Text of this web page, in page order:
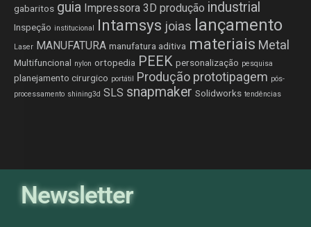
gabaritos guia Impressora 3D produção industrial
Inspeção institucional Intamsys joias lançamento
Laser MANUFATURA manufatura aditiva materiais Metal
Multifuncional nylon ortopedia PEEK personalização pesquisa
planejamento cirurgico portátil Produção prototipagem pós-
processamento shining3d SLS snapmaker Solidworks tendências
Newsletter